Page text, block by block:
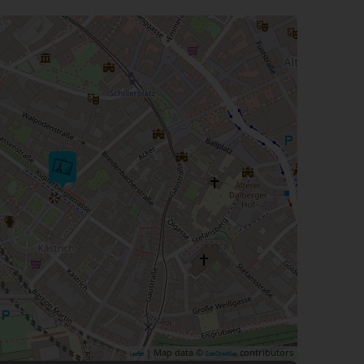
Leaflet | Map data © OpenStreetMap contributors